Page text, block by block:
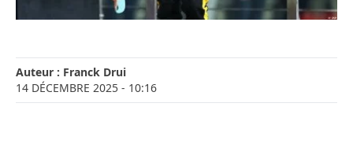
Auteur : Franck Drui
14 DÉCEMBRE 2025 - 10:16